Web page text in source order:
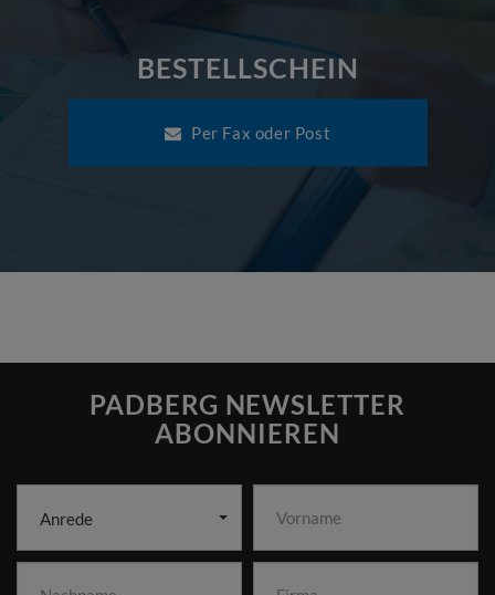
BESTELLSCHEIN
Per Fax oder Post
PADBERG NEWSLETTER
ABONNIEREN
Anrede